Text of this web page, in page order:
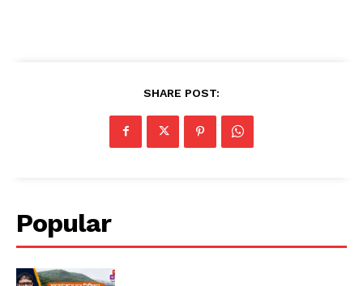
SHARE POST:
Popular